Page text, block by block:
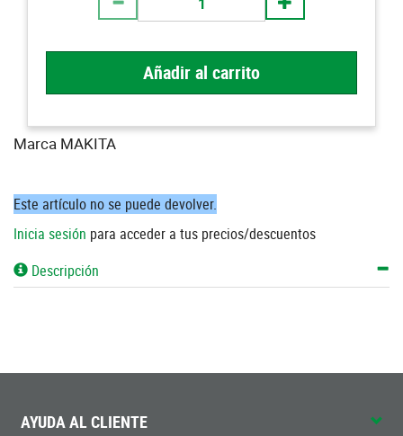
Añadir al carrito
Marca MAKITA
Este artículo no se puede devolver.
Inicia sesión para acceder a tus precios/descuentos
Descripción
AYUDA AL CLIENTE